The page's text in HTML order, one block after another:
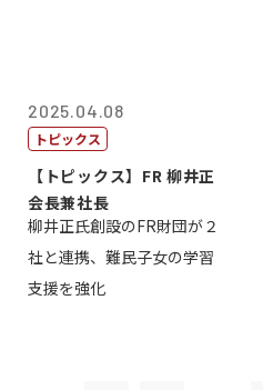
2025.04.08
トピックス
【トピックス】FR 柳井正
会長兼社長
柳井正氏創設のFR財団が２
社と連携、難民子女の学習
支援を強化